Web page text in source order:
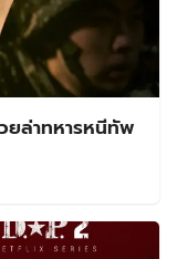
ยล่าทหารหนีทัพ